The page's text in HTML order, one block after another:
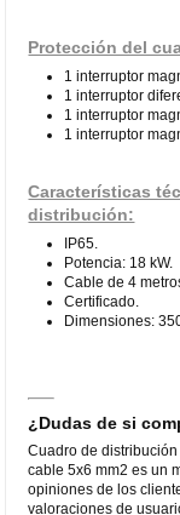
Protección del
1 interruptor
1 interruptor
1 interruptor
1 interruptor
Características
distribución:
IP65.
Potencia: 18 kW.
Cable de 4
Certificado.
Dimensiones:
¿Dudas de si
Cuadro de
cable 5x6 mm2 es un
opiniones de los
valoraciones de